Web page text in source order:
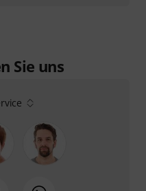
Sie uns